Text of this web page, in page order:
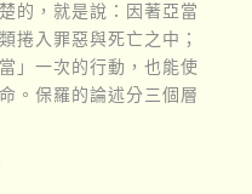
的，就是說：因著亞當
捲入罪惡與死亡之中；
」一次的行動，也能使
。保羅的論述分三個層